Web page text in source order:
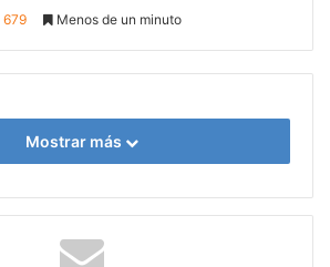
679 Menos de un minuto
Mostrar más